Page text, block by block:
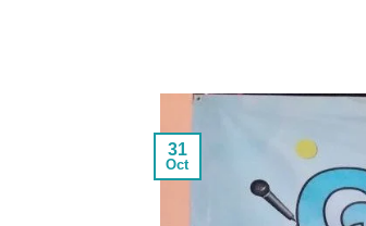
31
Oct